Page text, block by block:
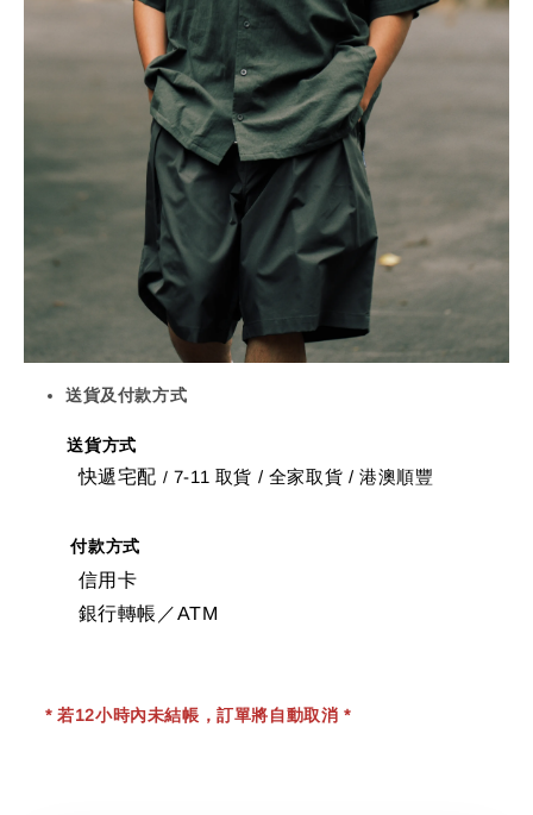
送貨及付款方式
送貨方式
快遞宅配 / 7-11 取貨 / 全家取貨 / 港澳順豐
付款方式
信用卡
銀行轉帳／ATM
* 若12小時內未結帳，訂單將自動取消 *